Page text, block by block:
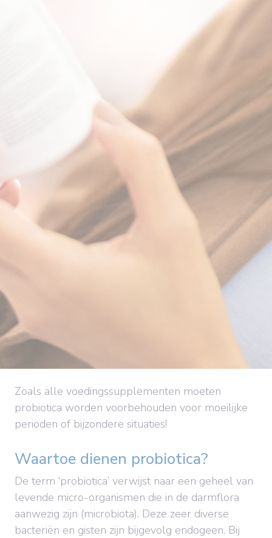
Zoals alle voedingssupplementen moeten
probiotica worden voorbehouden voor moeilijke
perioden of bijzondere situaties!
Waartoe dienen probiotica?
De term ‘probiotica’ verwijst naar een geheel van
levende micro-organismen die in de darmflora
aanwezig zijn (microbiota). Deze zeer diverse
bacteriën en gisten zijn bijgevolg endogeen. Bij